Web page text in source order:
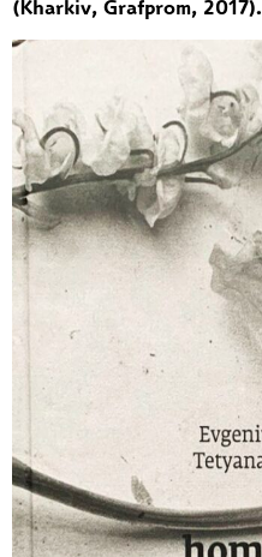
(Kharkiv, Grafprom, 2017).